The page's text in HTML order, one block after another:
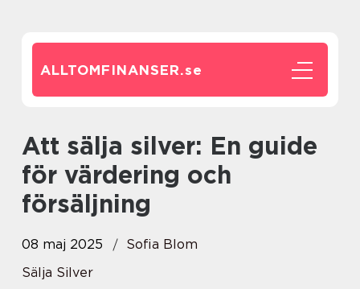
ALLTOMFINANSER.se
Att sälja silver: En guide
för värdering och
försäljning
08 maj 2025
Sofia Blom
Sälja Silver